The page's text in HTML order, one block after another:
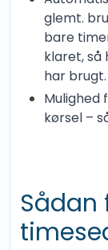
glemt.
bare
klaret,
har brugt.
kørsel –
Sådan